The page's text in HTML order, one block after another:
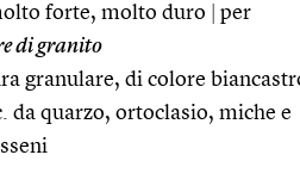
forte, molto duro
per
di granito
granulare, di colore
da quarzo, ortoclasio, miche e